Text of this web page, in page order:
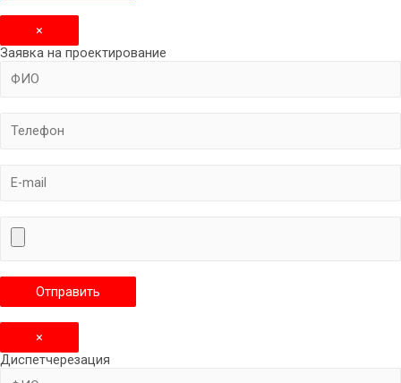
×
Заявка на проектирование
×
Диспетчерезация